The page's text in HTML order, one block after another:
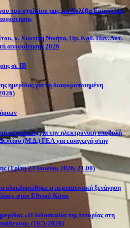
του σχολείου μας, κα Χολέβα Ευαγγελία,
κ. Χιωτίνη Νικήτα, Ομ. Καθ. Παν. Δυτ.
αποφοίτησης 2026
σε ΙΒ
ημερίδας για τη διαφοροποιημένη
ασφαλείας για την ηλεκτρονική υποβολή
(Μ.Δ.) ΓΕΛ για εισαγωγή στην
(Τρίτη 23 Ιουνίου 2026, 21.00)
ολοκληρώθηκε η περιπατητική ξενάγηση
στον Εθνικό Κήπο
«Η διδασκαλία της Ιστορίας στη
(16/5/2026)